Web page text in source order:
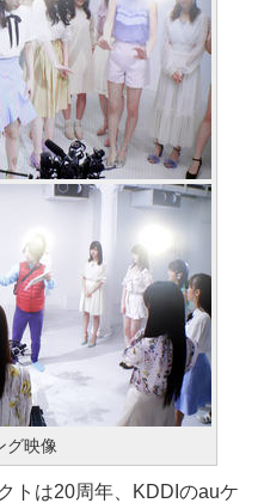
グ映像
トは20周年、KDDIのauケ